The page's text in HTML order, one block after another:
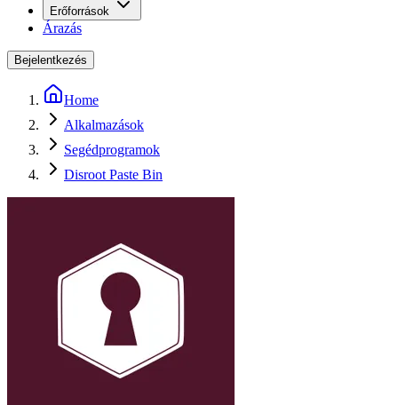
Erőforrások
Árazás
Bejelentkezés
Home
Alkalmazások
Segédprogramok
Disroot Paste Bin